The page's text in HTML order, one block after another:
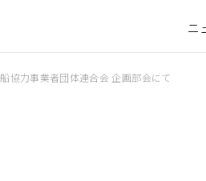
ニ
船協力事業者団体連合会 企画部会にて